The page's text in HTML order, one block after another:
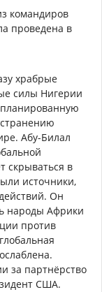
командиров
проведена в
храбрые
силы Нигерии
Абу-Билал
скрываться в
источники,
Он
народы Африки
против
за партнёрство
США.